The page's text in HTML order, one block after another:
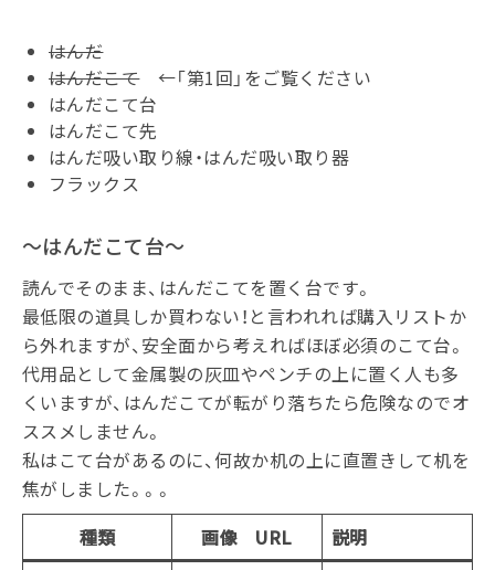
はんだ
はんだこて←「第1回」をご覧ください
はんだこて台
はんだこて先
はんだ吸い取り線・はんだ吸い取り器
フラックス
～はんだこて台～
読んでそのまま、はんだこてを置く台です。
最低限の道具しか買わない！と言われれば購入リストか
ら外れますが、安全面から考えればほぼ必須のこて台。
代用品として金属製の灰皿やペンチの上に置く人も多
くいますが、はんだこてが転がり落ちたら危険なのでオ
ススメしません。
私はこて台があるのに、何故か机の上に直置きして机を
焦がしました。。。
種類
画像 URL 説明